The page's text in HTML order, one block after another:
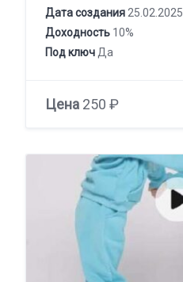
Дата создания 25.02.2025
Доходность 10%
Под ключ Да
Цена 250 ₽